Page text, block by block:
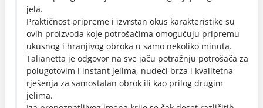
jela.
Praktičnost pripreme i izvrstan okus karakteristike su
ovih proizvoda koje potrošačima omogućuju pripremu
ukusnog i hranjivog obroka u samo nekoliko minuta.
Talianetta je odgovor na sve jaču potražnju potrošača za
polugotovim i instant jelima, nudeći brza i kvalitetna
rješenja za samostalan obrok ili kao prilog drugim
jelima.